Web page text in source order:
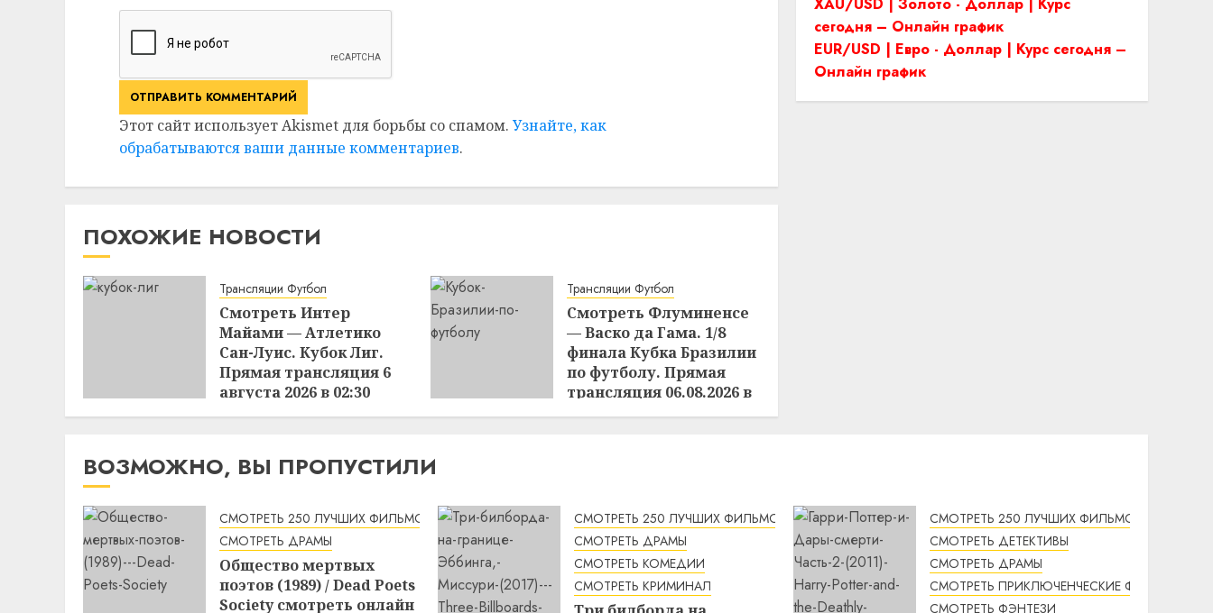
Этот сайт использует Akismet для борьбы со спамом. Узнайте, как
обрабатываются ваши данные комментариев.
ПОХОЖИЕ НОВОСТИ
Трансляции Футбол
Смотреть Интер
Майами — Атлетико
Сан-Луис. Кубок Лиг.
Прямая трансляция 6
августа 2026 в 02:30
22:17 05.08.2026
Трансляции Футбол
Смотреть Флуминенсе
— Васко да Гама. 1/8
финала Кубка Бразилии
по футболу. Прямая
трансляция 06.08.2026 в
03:30
сегодня – Онлайн график
EUR/USD | Евро - Доллар | Курс сегодня –
Онлайн график
ВОЗМОЖНО, ВЫ ПРОПУСТИЛИ
СМОТРЕТЬ 250 ЛУЧШИХ ФИЛЬМОВ
СМОТРЕТЬ ДРАМЫ
Общество мертвых
поэтов (1989) / Dead Poets
Society смотреть онлайн
СМОТРЕТЬ 250 ЛУЧШИХ ФИЛЬМОВ
СМОТРЕТЬ ДРАМЫ
СМОТРЕТЬ КОМЕДИИ
СМОТРЕТЬ КРИМИНАЛ
СМОТРЕТЬ 250 ЛУЧШИХ ФИЛЬМОВ
СМОТРЕТЬ ДЕТЕКТИВЫ
СМОТРЕТЬ ДРАМЫ
СМОТРЕТЬ ПРИКЛЮЧЕНЧЕСКИЕ ФИЛЬМЫ
СМОТРЕТЬ ФЭНТЕЗИ